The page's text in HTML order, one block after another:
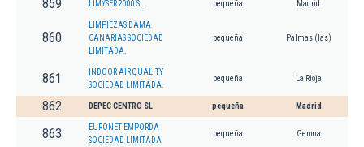
859 LIMYSER 2000 SL pequeña Madrid
860
LIMPIEZAS DAMA
CANARIAS SOCIEDAD
LIMITADA.
pequeña Palmas (las)
861
INDOOR AIR QUALITY
SOCIEDAD LIMITADA.
pequeña La Rioja
862 DEPEC CENTRO SL pequeña Madrid
863
EURONET EMPORDA
SOCIEDAD LIMITADA
pequeña Gerona